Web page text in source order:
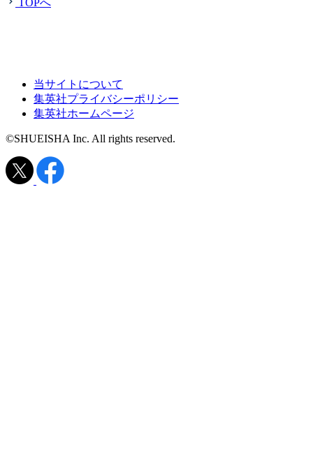
TOPへ
当サイトについて
集英社プライバシーポリシー
集英社ホームページ
©SHUEISHA Inc. All rights reserved.